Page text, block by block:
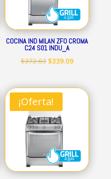
COCINA IND MILAN ZFO CROMA
C24 S01 INDU_A
$372.63 El
original
era:
$372.63.
$339.09El
actual
¡Oferta!